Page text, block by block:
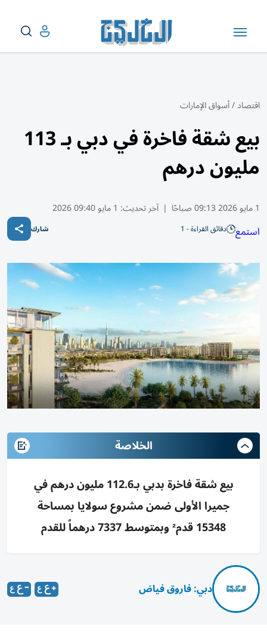
اقتصاد/أسواق الإمارات
بيع شقة فاخرة في دبي بـ 113
مليون درهم
1 مايو 2026 09:13 صباحًا | آخر تحديث: 1 مايو 09:40 2026
استمع دقائق القراءة - 1 شارك
الخلاصة
بيع شقة فاخرة بدبي بـ112.6 مليون درهم في
جميرا الأولى ضمن مشروع سولايا بمساحة
15348 قدم² وبمتوسط 7337 درهماً للقدم
دبي: فاروق فياض